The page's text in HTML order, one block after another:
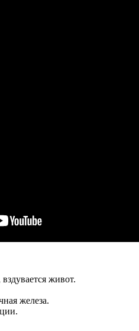
живот.
железа.